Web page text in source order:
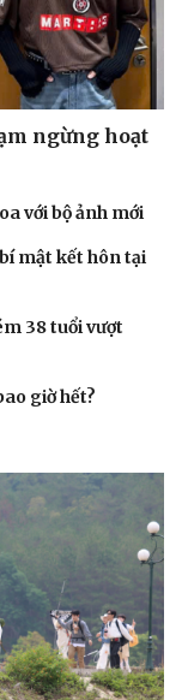
ngừng hoạt
với bộ ảnh mới
mật kết hôn tại
38 tuổi vượt
giờ hết?